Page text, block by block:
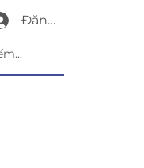
Đăng nhập